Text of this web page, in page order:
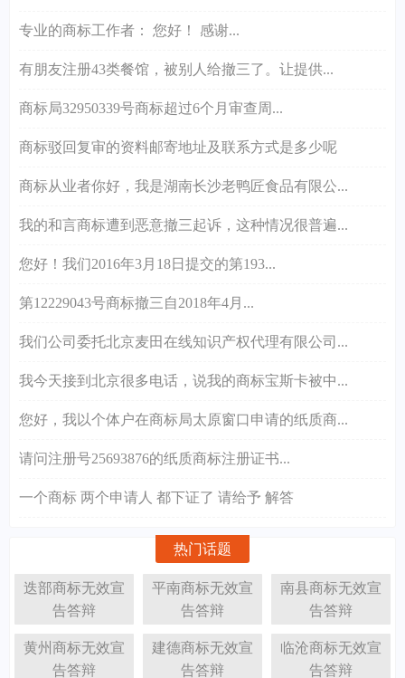
专业的商标工作者： 您好！ 感谢...
有朋友注册43类餐馆，被别人给撤三了。让提供...
商标局32950339号商标超过6个月审查周...
商标驳回复审的资料邮寄地址及联系方式是多少呢
商标从业者你好，我是湖南长沙老鸭匠食品有限公...
我的和言商标遭到恶意撤三起诉，这种情况很普遍...
您好！我们2016年3月18日提交的第193...
第12229043号商标撤三自2018年4月...
我们公司委托北京麦田在线知识产权代理有限公司...
我今天接到北京很多电话，说我的商标宝斯卡被中...
您好，我以个体户在商标局太原窗口申请的纸质商...
请问注册号25693876的纸质商标注册证书...
一个商标 两个申请人 都下证了 请给予 解答
热门话题
迭部商标无效宣
告答辩
平南商标无效宣
告答辩
南县商标无效宣
告答辩
黄州商标无效宣
告答辩
建德商标无效宣
告答辩
临沧商标无效宣
告答辩